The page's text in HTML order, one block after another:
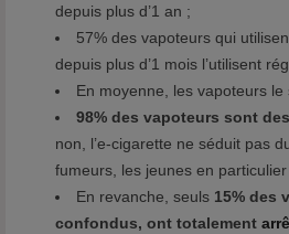
depuis plus d’1 an ;
57% des vapoteurs qui
depuis plus d’1 mois l’utilisent
En moyenne, les vapoteurs
98% des vapoteurs sont
non, l’e-cigarette ne séduit pas
fumeurs, les jeunes en particulier
En revanche, seuls 15% des
confondus, ont totalement